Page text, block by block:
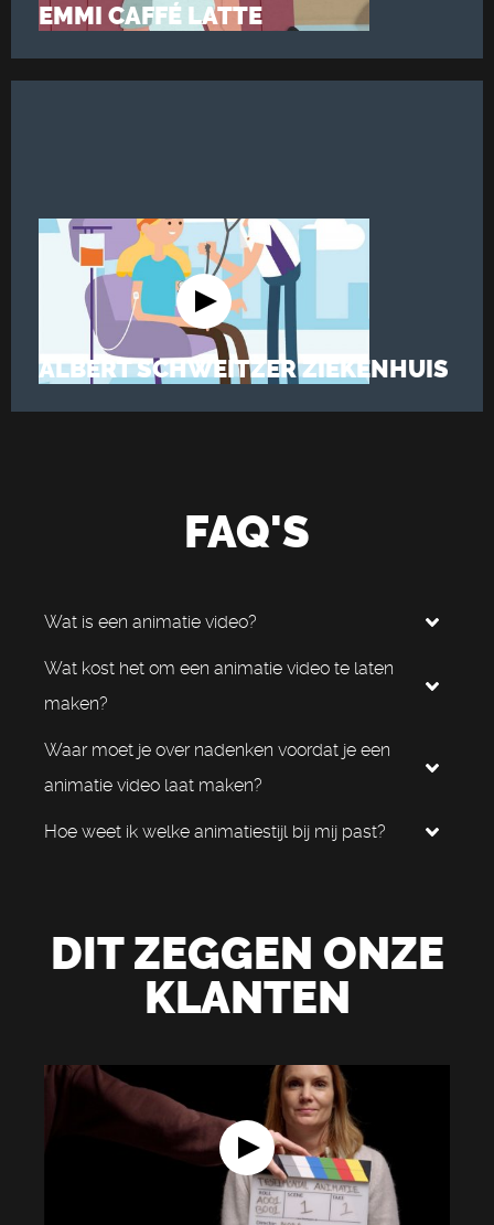
EMMI CAFFÉ LATTE
ALBERT SCHWEITZER ZIEKENHUIS
FAQ'S
Wat is een animatie video?
Wat kost het om een animatie video te laten
maken?
Waar moet je over nadenken voordat je een
animatie video laat maken?
Hoe weet ik welke animatiestijl bij mij past?
DIT ZEGGEN ONZE
KLANTEN